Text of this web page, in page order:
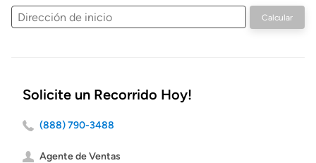
Dirección
de
Calcular
Solicite un Recorrido Hoy!
(888) 790-3488
Agente de Ventas